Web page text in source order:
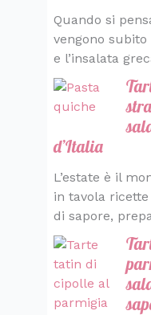
Quando si
vengono
e l’insalata
d’Italia
L’estate è il
in tavola
di sapore,